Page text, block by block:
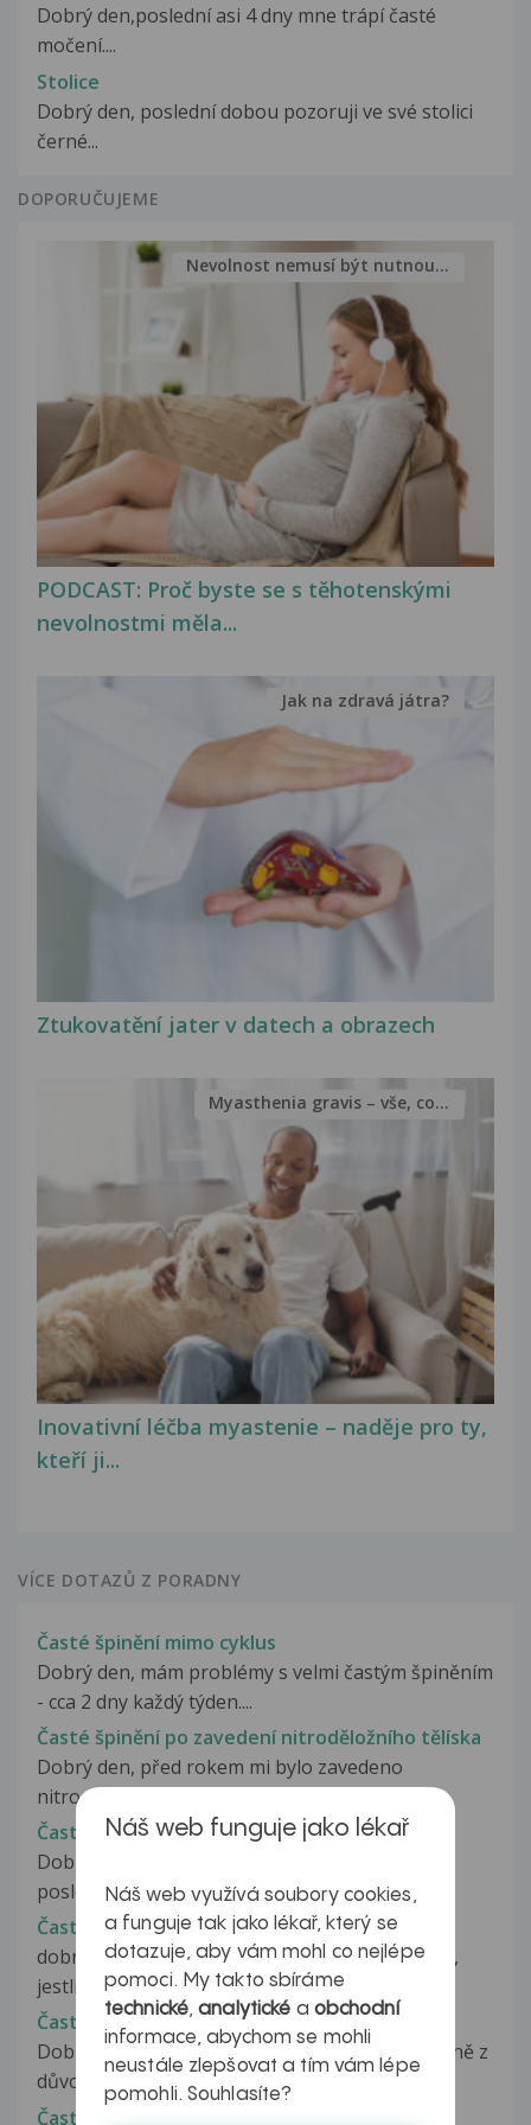
Dobrý den,poslední asi 4 dny mne trápí časté
močení....
Stolice
Dobrý den, poslední dobou pozoruji ve své stolici
černé...
DOPORUČUJEME
PODCAST: Proč byste se s těhotenskými
nevolnostmi měla...
Nevolnost nemusí být nutnou...
Ztukovatění jater v datech a obrazech
Jak na zdravá játra?
Inovativní léčba myastenie – naděje pro ty,
kteří ji...
Myasthenia gravis – vše, co...
VÍCE DOTAZŮ Z PORADNY
Časté špinění mimo cyklus
Dobrý den, mám problémy s velmi častým špiněním
- cca 2 dny každý týden....
Časté špinění po zavedení nitroděložního tělíska
Dobrý den, před rokem mi bylo zavedeno
nitroděložní nehormonální tělísko Medi...
Časté teploty
Dobrý den, mám syna (téměř 3roky), který v
poslední době trpí opakovanými virozami...
Časté teploty
dobrý den paní doktorko, chtěla bych se zeptat,
jestli mám 20ti měsíčnímu dítěti...
Časté tlakové bolesti hlavy
Dobrý den, expresní poradnu jsem využila hlavně z
důvodů anonymity. K mému...
Časté točení hlavy
Náš web funguje jako lékař
Náš web využívá soubory cookies,
a funguje tak jako lékař, který se
dotazuje, aby vám mohl co nejlépe
pomoci. My takto sbíráme
technické,analytické a obchodní
informace, abychom se mohli
neustále zlepšovat a tím vám lépe
pomohli. Souhlasíte?